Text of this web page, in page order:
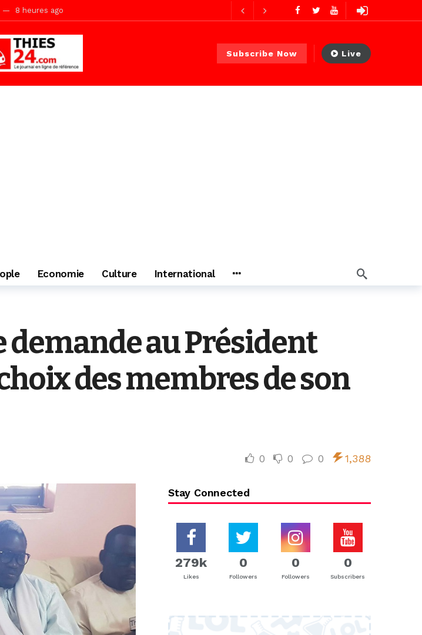
priorités devant le Gouverneur
le Boot Camp JAVA de Mboro
1 jour ago
1 jour ago
Subscribe Now Live
Economie Culture International
demande au Président
des membres de son
0 0 0 1,388
Stay Connected
279k
Likes
0
Followers
0
Followers
0
Subscribers